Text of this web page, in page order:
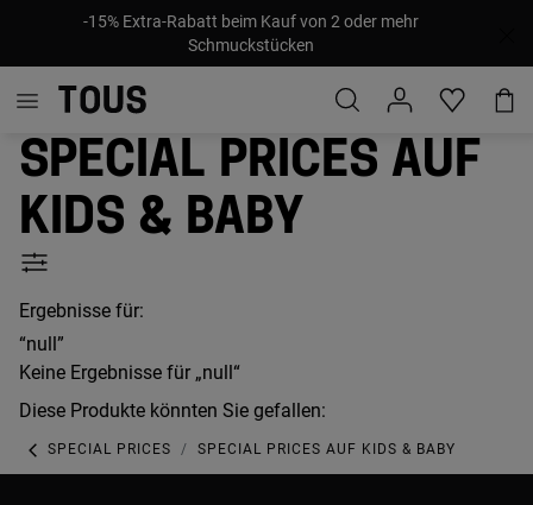
-15% Extra-Rabatt beim Kauf von 2 oder mehr
Schmuckstücken
Special prices auf
Kids & Baby
Ergebnisse für:
“null”
Keine Ergebnisse für „null“
Diese Produkte könnten Sie gefallen:
SPECIAL PRICES SPECIAL PRICES AUF KIDS & BABY